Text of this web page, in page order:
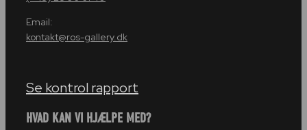
Email:
kontakt@ros-gallery.dk
Se kontrol rapport
HVAD KAN VI HJÆLPE MED?